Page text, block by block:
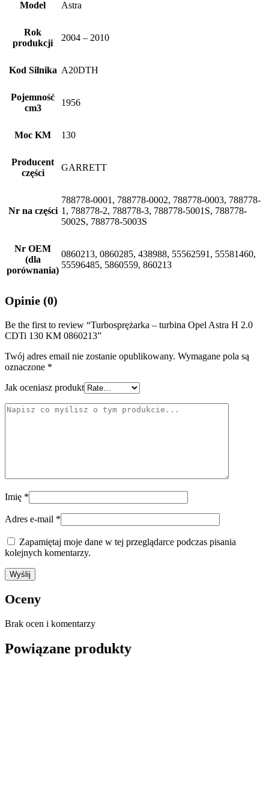
Model Astra
Rok
produkcji
2004 – 2010
Kod Silnika A20DTH
Pojemność
cm3
1956
Moc KM 130
Producent
części
GARRETT
Nr na części
788778-0001, 788778-0002, 788778-0003, 788778-
1, 788778-2, 788778-3, 788778-5001S, 788778-
5002S, 788778-5003S
Nr OEM
(dla
porównania)
0860213, 0860285, 438988, 55562591, 55581460,
55596485, 5860559, 860213
Opinie (0)
Be the first to review “Turbosprężarka – turbina Opel Astra H 2.0
CDTi 130 KM 0860213”
Twój adres email nie zostanie opublikowany. Wymagane pola są
oznaczone *
Jak oceniasz produkt
Imię *
Adres e-mail *
Zapamiętaj moje dane w tej przeglądarce podczas pisania
kolejnych komentarzy.
Oceny
Brak ocen i komentarzy
Powiązane produkty